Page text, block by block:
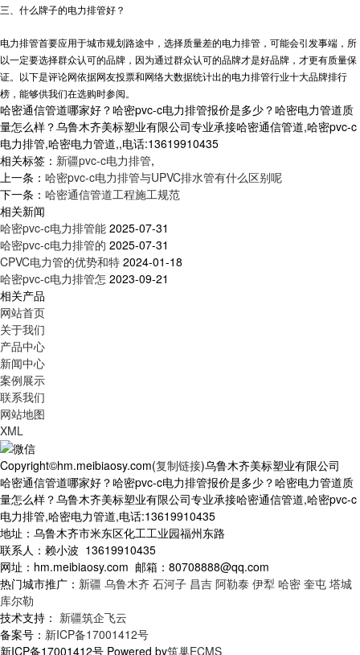
三、什么牌子的电力排管好？
电力排管首要应用于城市规划路途中，选择质量差的电力排管，可能会引发事端，所
以一定要选择群众认可的品牌，因为通过群众认可的品牌才是好品牌，才更有质量保
证。以下是评论网依据网友投票和网络大数据统计出的电力排管行业十大品牌排行
榜，能够供我们在选购时参阅。
哈密通信管道哪家好？哈密pvc-c电力排管报价是多少？哈密电力管道质
量怎么样？乌鲁木齐美标塑业有限公司专业承接哈密通信管道,哈密pvc-c
电力排管,哈密电力管道,,电话:13619910435
相关标签： 新疆pvc-c电力排管,
上一条： 哈密pvc-c电力排管与UPVC排水管有什么区别呢
下一条： 哈密通信管道工程施工规范
相关新闻
哈密pvc-c电力排管能 2025-07-31
哈密pvc-c电力排管的 2025-07-31
CPVC电力管的优势和特 2024-01-18
哈密pvc-c电力排管怎 2023-09-21
相关产品
网站首页
关于我们
产品中心
新闻中心
案例展示
联系我们
网站地图
XML
Copyright©hm.meibiaosy.com(复制链接)乌鲁木齐美标塑业有限公司
哈密通信管道哪家好？哈密pvc-c电力排管报价是多少？哈密电力管道质
量怎么样？乌鲁木齐美标塑业有限公司专业承接哈密通信管道,哈密pvc-c
电力排管,哈密电力管道,电话:13619910435
地址：乌鲁木齐市米东区化工工业园福州东路
联系人：赖小波 13619910435
网址：hm.meibiaosy.com 邮箱：80708888@qq.com
热门城市推广： 新疆 乌鲁木齐 石河子 昌吉 阿勒泰 伊犁 哈密 奎屯 塔城
库尔勒
技术支持： 新疆筑企飞云
备案号： 新ICP备17001412号
新ICP备17001412号 Powered by筑巢ECMS